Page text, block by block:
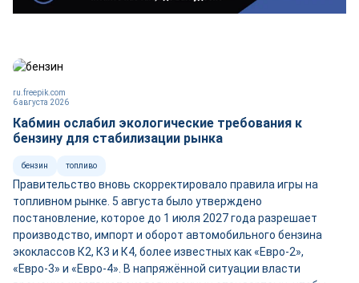
6 августа 2026
ru.freepik.com
Кабмин ослабил экологические требования к
бензину для стабилизации рынка
бензин топливо
Правительство вновь скорректировало правила игры на
топливном рынке. 5 августа было утверждено
постановление, которое до 1 июля 2027 года разрешает
производство, импорт и оборот автомобильного бензина
экоклассов К2, К3 и К4, более известных как «Евро-2»,
«Евро-3» и «Евро-4». В напряжённой ситуации власти